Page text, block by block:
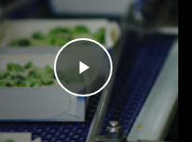
Videoyu